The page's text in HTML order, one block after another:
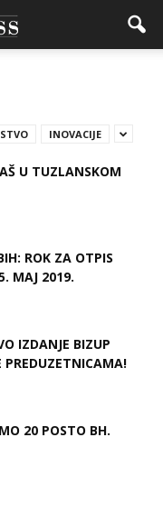
INOVACIJE
U TUZLANSKOM
ROK ZA OTPIS
MAJ 2019.
IZDANJE BIZUP
PREDUZETNICAMA!
20 POSTO BH.